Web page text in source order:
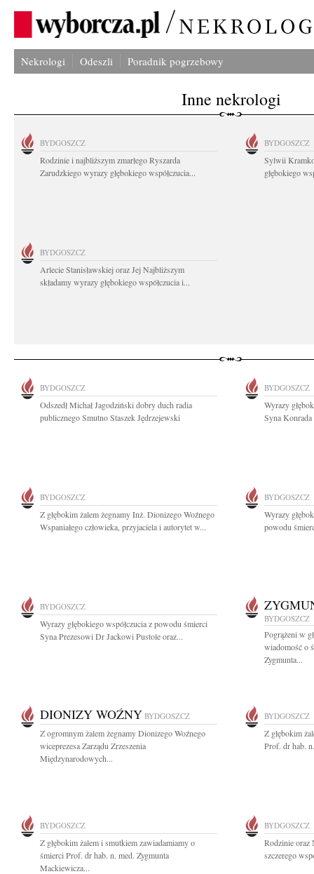
Nekrologi Odeszli Poradnik pogrzebowy
Inne nekrologi
BYDGOSZCZ
Rodzinie i najbliższym zmarłego Ryszarda
Zarudzkiego wyrazy głębokiego współczucia...
BYDGOSZCZ
Sylwii
głębokiego
BYDGOSZCZ
Arlecie Stanisławskiej oraz Jej Najbliższym
składamy wyrazy głębokiego współczucia i...
BYDGOSZCZ
Odszedł Michał Jagodziński dobry duch radia
publicznego Smutno Staszek Jędrzejewski
BYDGOSZCZ
Wyrazy
Syna Konrada
BYDGOSZCZ
Z głębokim żalem żegnamy Inż. Dionizego Woźnego
Wspaniałego człowieka, przyjaciela i autorytet w...
BYDGOSZCZ
Wyrazy
powodu
BYDGOSZCZ
Wyrazy głębokiego współczucia z powodu śmierci
Syna Prezesowi Dr Jackowi Pustole oraz...
BYDGOSZCZ
Pogrążeni w
wiadomość o
Zygmunta...
DIONIZY WOŹNY BYDGOSZCZ
Z ogromnym żalem żegnamy Dionizego Woźnego
wiceprezesa Zarządu Zrzeszenia
Międzynarodowych...
BYDGOSZCZ
Z głębokim
Prof. dr hab.
BYDGOSZCZ
Z głębokim żalem i smutkiem zawiadamiamy o
śmierci Prof. dr hab. n. med. Zygmunta
Mackiewicza...
BYDGOSZCZ
Rodzinie oraz
szczerego